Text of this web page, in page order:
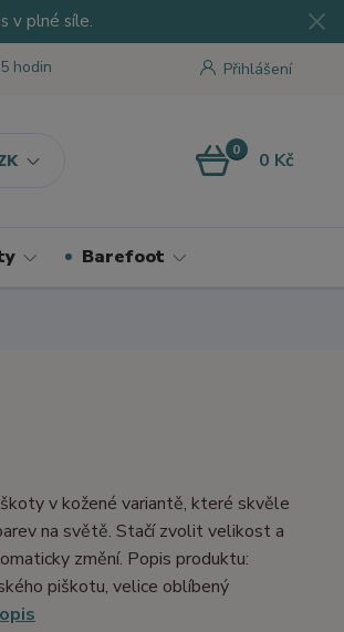
v plné síle.
Přihlášení
hodin
0 0 Kč
Barefoot
v kožené variantě, které skvěle
na světě. Stačí zvolit velikost a
změní. Popis produktu:
piškotu, velice oblíbený